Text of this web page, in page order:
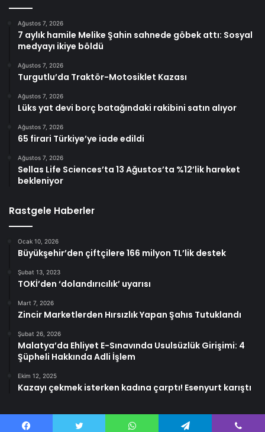
Ağustos 7, 2026
7 aylık hamile Melike Şahin sahnede göbek attı: Sosyal
medyayı ikiye böldü
Ağustos 7, 2026
Turgutlu’da Traktör-Motosiklet Kazası
Ağustos 7, 2026
Lüks yat devi borç batağındaki rakibini satın alıyor
Ağustos 7, 2026
65 firari Türkiye’ye iade edildi
Ağustos 7, 2026
Sellas Life Sciences’ta 13 Ağustos’ta %12’lik hareket
bekleniyor
Rastgele Haberler
Ocak 10, 2026
Büyükşehir’den çiftçilere 166 milyon TL’lik destek
Şubat 13, 2023
TOKİ’den ‘dolandırıcılık’ uyarısı
Mart 7, 2026
Zincir Marketlerden Hırsızlık Yapan Şahıs Tutuklandı
Şubat 26, 2026
Malatya’da Ehliyet E-Sınavında Usulsüzlük Girişimi: 4
Şüpheli Hakkında Adli İşlem
Ekim 12, 2025
Kazayı çekmek isterken kadına çarptı! Esenyurt karıştı